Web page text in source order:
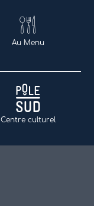
Au Menu
Centre culturel